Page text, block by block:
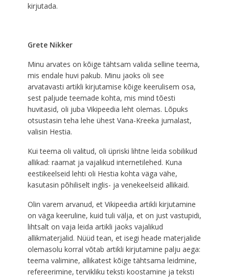
kirjutada.
Grete Nikker
Minu arvates on kõige tähtsam valida selline teema,
mis endale huvi pakub. Minu jaoks oli see
arvatavasti artikli kirjutamise kõige keerulisem osa,
sest paljude teemade kohta, mis mind tõesti
huvitasid, oli juba Vikipeedia leht olemas. Lõpuks
otsustasin teha lehe ühest Vana-Kreeka jumalast,
valisin Hestia.
Kui teema oli valitud, oli üpriski lihtne leida sobilikud
allikad: raamat ja vajalikud internetilehed. Kuna
eestikeelseid lehti oli Hestia kohta väga vähe,
kasutasin põhiliselt inglis- ja venekeelseid allikaid.
Olin varem arvanud, et Vikipeedia artikli kirjutamine
on väga keeruline, kuid tuli välja, et on just vastupidi,
lihtsalt on vaja leida artikli jaoks vajalikud
allikmaterjalid. Nüüd tean, et isegi heade materjalide
olemasolu korral võtab artikli kirjutamine palju aega:
teema valimine, allikatest kõige tähtsama leidmine,
refereerimine, tervikliku teksti koostamine ja teksti